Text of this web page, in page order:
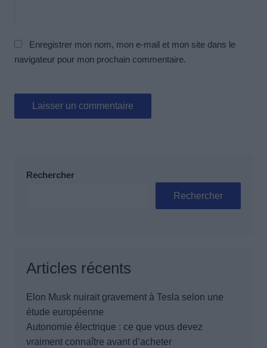
Enregistrer mon nom, mon e-mail et mon site dans le
navigateur pour mon prochain commentaire.
Rechercher
Rechercher
Articles récents
Elon Musk nuirait gravement à Tesla selon une
étude européenne
Autonomie électrique : ce que vous devez
vraiment connaître avant d’acheter